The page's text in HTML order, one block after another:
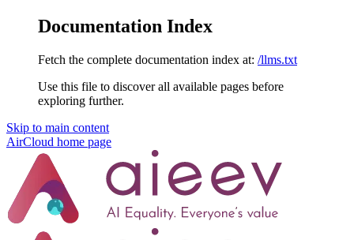
Documentation Index
Fetch the complete documentation index at: /llms.txt
Use this file to discover all available pages before
exploring further.
Skip to main content
AirCloud home page